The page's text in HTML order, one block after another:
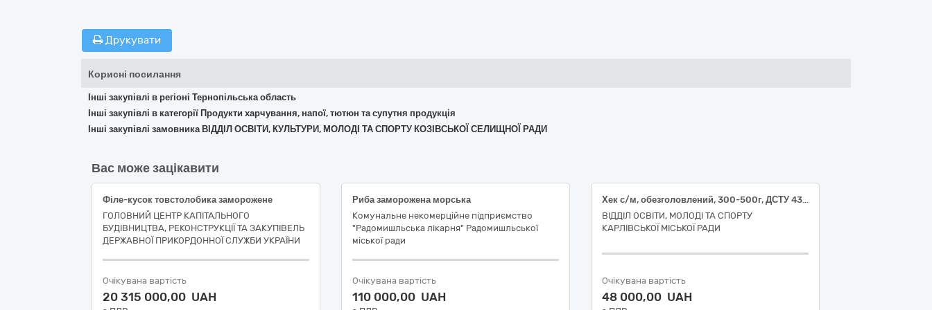
Друкувати
Корисні посилання
Інші закупівлі в регіоні Тернопільська область
Інші закупівлі в категорії Продукти харчування, напої, тютюн та супутня продукція
Інші закупівлі замовника ВІДДІЛ ОСВІТИ, КУЛЬТУРИ, МОЛОДІ ТА СПОРТУ КОЗІВСЬКОЇ СЕЛИЩНОЇ РАДИ
Вас може зацікавити
Філе-кусок товстолобика заморожене
ГОЛОВНИЙ ЦЕНТР КАПІТАЛЬНОГО
БУДІВНИЦТВА, РЕКОНСТРУКЦІЇ ТА ЗАКУПІВЕЛЬ
ДЕРЖАВНОЇ ПРИКОРДОННОЇ СЛУЖБИ УКРАЇНИ
Очікувана вартість
20 315 000,00 UAH
Риба заморожена морська
Комунальне некомерційне підприємство
"Радомишльська лікарня" Радомишльської
міської ради
Очікувана вартість
110 000,00 UAH
Хек с/м, обезголовлений, 300-500г, ДСТУ 4378
ВІДДІЛ ОСВІТИ, МОЛОДІ ТА СПОРТУ
КАРЛІВСЬКОЇ МІСЬКОЇ РАДИ
Очікувана вартість
48 000,00 UAH